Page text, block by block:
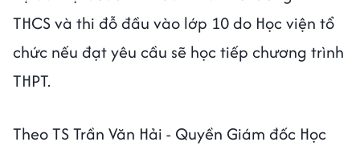
THCS và thi đỗ đầu vào lớp 10 do Học viện tổ
chức nếu đạt yêu cầu sẽ học tiếp chương trình
THPT.
Theo TS Trần Văn Hải - Quyền Giám đốc Học